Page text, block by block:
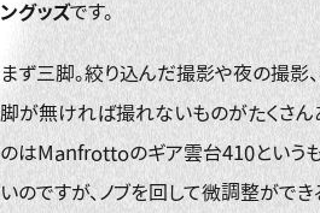
ングッズです。
まず三脚。絞り込んだ撮影や夜の撮影
脚が無ければ撮れないものがたくさん
のはManfrottoのギア雲台410という
いのですが、ノブを回して微調整ができ